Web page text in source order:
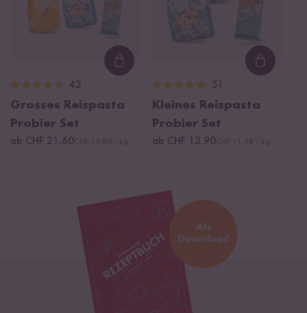
Loading...
42
Grosses Reispasta
Probier Set
ab CHF 21.60
51
Kleines Reispasta
Probier Set
ab CHF 13.90CHF 11.58 / kg